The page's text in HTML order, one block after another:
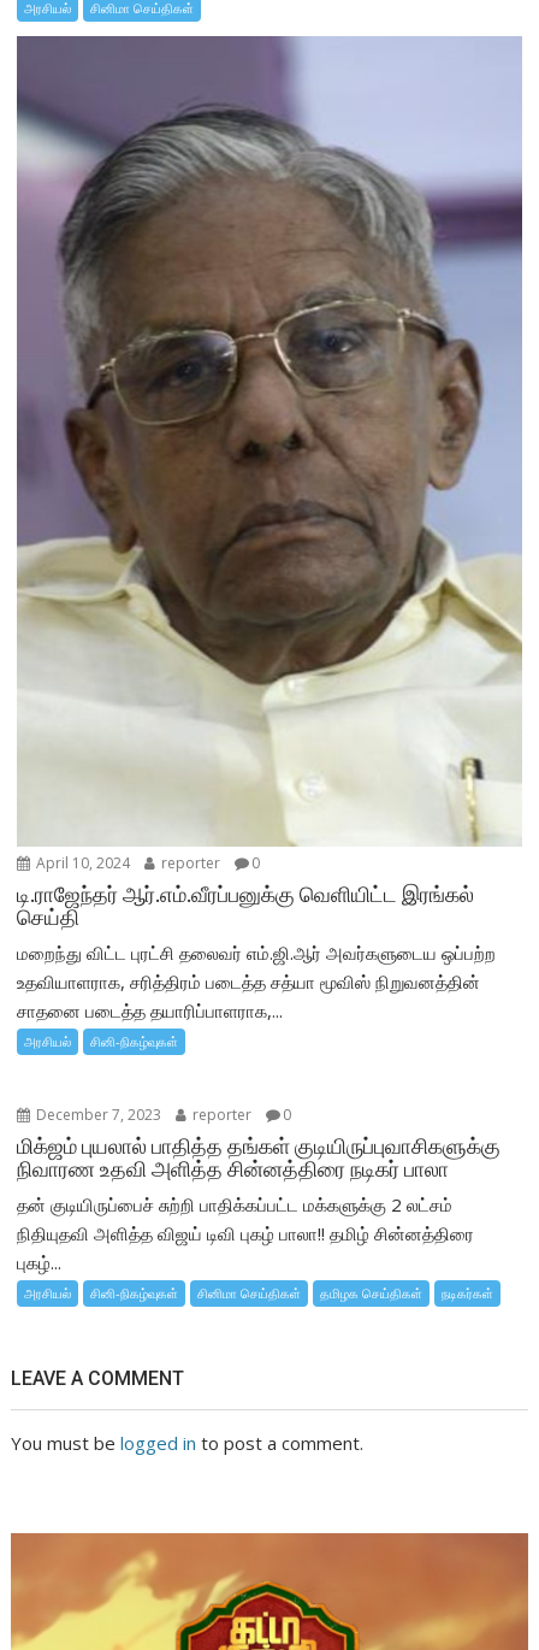
அரசியல் சினிமா செய்திகள்
April 10, 2024 reporter 0
டி.ராஜேந்தர் ஆர்.எம்.வீரப்பனுக்கு வெளியிட்ட இரங்கல்
செய்தி
மறைந்து விட்ட புரட்சி தலைவர் எம்.ஜி.ஆர் அவர்களுடைய ஒப்பற்ற
உதவியாளராக, சரித்திரம் படைத்த சத்யா மூவிஸ் நிறுவனத்தின்
சாதனை படைத்த தயாரிப்பாளராக,...
அரசியல் சினி-நிகழ்வுகள்
December 7, 2023 reporter 0
மிக்ஜம் புயலால் பாதித்த தங்கள் குடியிருப்புவாசிகளுக்கு
நிவாரண உதவி அளித்த சின்னத்திரை நடிகர் பாலா
தன் குடியிருப்பைச் சுற்றி பாதிக்கப்பட்ட மக்களுக்கு 2 லட்சம்
நிதியுதவி அளித்த விஜய் டிவி புகழ் பாலா!! தமிழ் சின்னத்திரை
புகழ்...
அரசியல் சினி-நிகழ்வுகள் சினிமா செய்திகள் தமிழக செய்திகள் நடிகர்கள்
LEAVE A COMMENT
You must belogged in to post a comment.